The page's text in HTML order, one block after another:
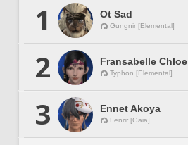
1 Ot Sad
Gungnir [Elemental]
2 Fransabelle Chloe
Typhon [Elemental]
3 Ennet Akoya
Fenrir [Gaia]